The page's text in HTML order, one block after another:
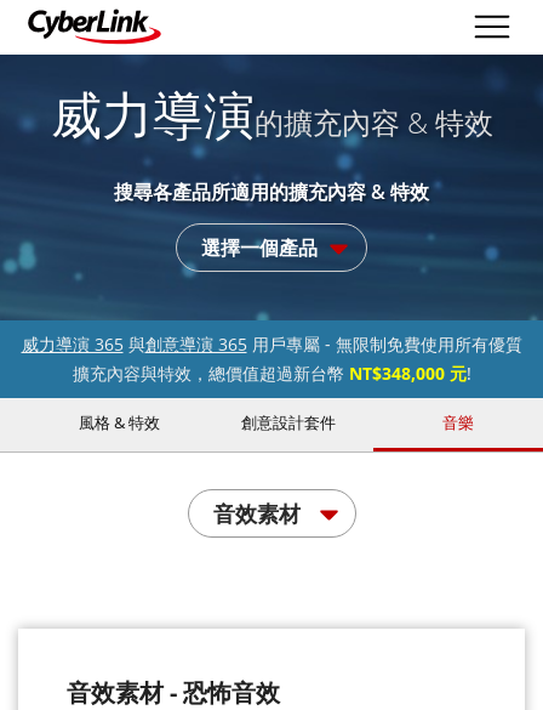
威力導演的擴充內容 & 特效
搜尋各產品所適用的擴充內容 & 特效
選擇一個產品
威力導演 365與創意導演 365用戶專屬 - 無限制免費使用所有優質
擴充內容與特效，總價值超過新台幣 NT$348,000 元!
風格 & 特效 創意設計套件 音樂
音效素材
音效素材 - 恐怖音效